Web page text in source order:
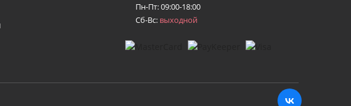
Пн-Пт: 09:00-18:00
Сб-Вс: выходной